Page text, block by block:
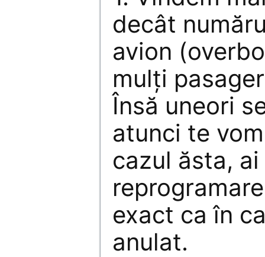
decât
avion
mulţi
Însă uneori
atunci te
cazul ăsta,
exact ca în
anulat.